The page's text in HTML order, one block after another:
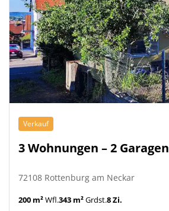
Verkauf
3 Wohnungen – 2 Garagen
72108 Rottenburg am Neckar
200 m²Wfl.343 m²Grdst.8 Zi.